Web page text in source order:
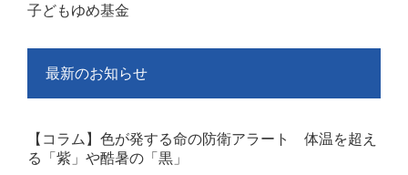
子どもゆめ基金
最新のお知らせ
【コラム】色が発する命の防衛アラート 体温を超え
る「紫」や酷暑の「黒」